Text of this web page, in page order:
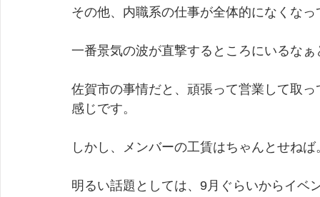
その他、内職系の仕事が全体的になくな
一番景気の波が直撃するところにいるな
佐賀市の事情だと、頑張って営業して取
感じです。
しかし、メンバーの工賃はちゃんとせね
明るい話題としては、9月ぐらいからイベ